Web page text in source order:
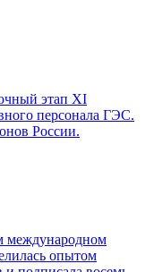
этап XI
персонала ГЭС.
России.
международном
опытом